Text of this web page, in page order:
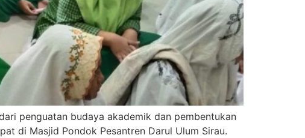
penguatan budaya akademik dan pembentukan
di Masjid Pondok Pesantren Darul Ulum Sirau.